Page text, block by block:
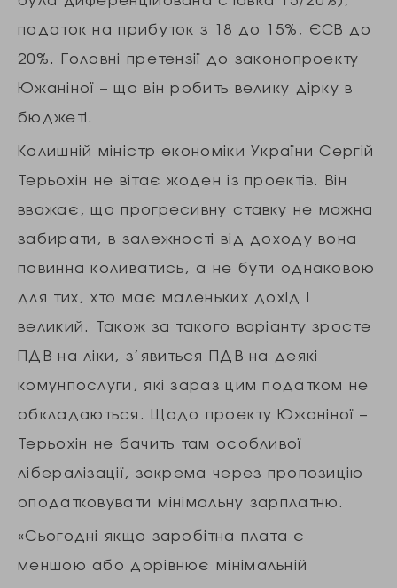
податок на прибуток з 18 до 15%, ЄСВ до
20%. Головні претензії до законопроекту
Южаніної – що він робить велику дірку в
бюджеті.
Колишній міністр економіки України Сергій
Терьохін не вітає жоден із проектів. Він
вважає, що прогресивну ставку не можна
забирати, в залежності від доходу вона
повинна коливатись, а не бути однаковою
для тих, хто має маленьких дохід і
великий. Також за такого варіанту зросте
ПДВ на ліки, з’явиться ПДВ на деякі
комунпослуги, які зараз цим податком не
обкладаються. Щодо проекту Южаніної –
Терьохін не бачить там особливої
лібералізації, зокрема через пропозицію
оподатковувати мінімальну зарплатню.
«Сьогодні якщо заробітна плата є
меншою або дорівнює мінімальній